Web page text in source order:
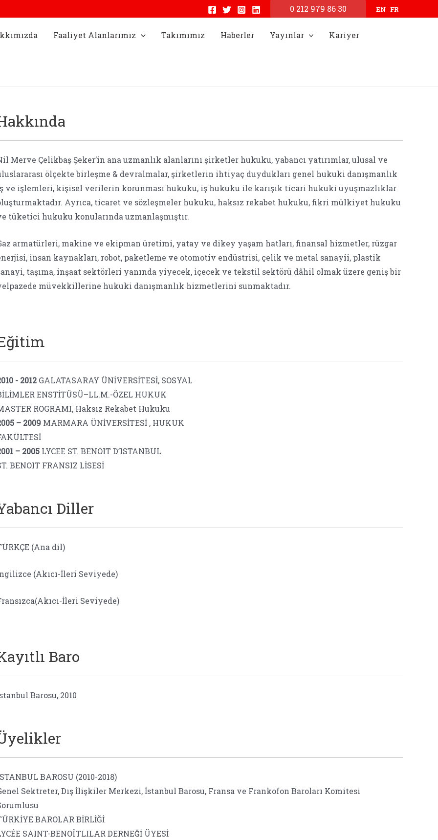
0 212 979 86 30 EN FR
Faaliyet Alanlarımız Takımımız Haberler Yayınlar Kariyer
Merve Çelikbaş Şeker’in ana uzmanlık alanlarını şirketler hukuku, yabancı yatırımlar, ulusal ve
ölçekte birleşme & devralmalar, şirketlerin ihtiyaç duydukları genel hukuki danışmanlık
ve işlemleri, kişisel verilerin korunması hukuku, iş hukuku ile karışık ticari hukuki uyuşmazlıklar
Ayrıca, ticaret ve sözleşmeler hukuku, haksız rekabet hukuku, fikri mülkiyet hukuku
tüketici hukuku konularında uzmanlaşmıştır.
armatürleri, makine ve ekipman üretimi, yatay ve dikey yaşam hatları, finansal hizmetler, rüzgar
insan kaynakları, robot, paketleme ve otomotiv endüstrisi, çelik ve metal sanayii, plastik
taşıma, inşaat sektörleri yanında yiyecek, içecek ve tekstil sektörü dâhil olmak üzere geniş bir
müvekkillerine hukuki danışmanlık hizmetlerini sunmaktadır.
- 2012 GALATASARAY ÜNİVERSİTESİ, SOSYAL
ENSTİTÜSÜ–LL.M.-ÖZEL HUKUK
ROGRAMI, Haksız Rekabet Hukuku
– 2009 MARMARA ÜNİVERSİTESİ , HUKUK
– 2005 LYCEE ST. BENOIT D’ISTANBUL
BENOIT FRANSIZ LİSESİ
Diller
(Ana dil)
(Akıcı-İleri Seviyede)
İleri Seviyede)
Baro
Barosu, 2010
BAROSU (2010-2018)
Sektreter, Dış İlişkiler Merkezi, İstanbul Barosu, Fransa ve Frankofon Baroları Komitesi
BAROLAR BİRLİĞİ
SAINT-BENOÎTLILAR DERNEĞİ ÜYESİ